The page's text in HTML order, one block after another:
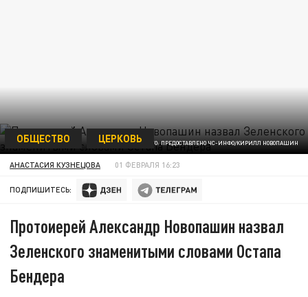
ФОТО: ПРЕДОСТАВЛЕНО ЧС-ИНФО/КИРИЛЛ НОВОПАШИН
ОБЩЕСТВО ЦЕРКОВЬ
АНАСТАСИЯ КУЗНЕЦОВА 01 ФЕВРАЛЯ 16:23
ПОДПИШИТЕСЬ:
Протоиерей Александр Новопашин назвал
Зеленского знаменитыми словами Остапа
Бендера